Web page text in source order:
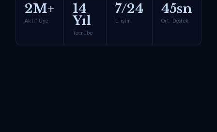
2M+
Aktif Üye
14
Yıl
Tecrübe
7/24
Erişim
45sn
Ort. Destek